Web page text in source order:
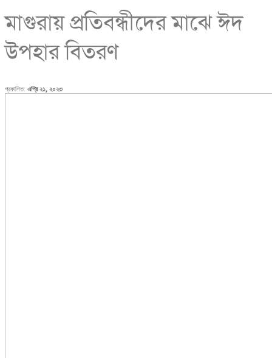
মাগুরায় প্রতিবন্ধীদের মাঝে ঈদ
উপহার বিতরণ
প্রকাশিত: এপ্রি ২১, ২০২৩